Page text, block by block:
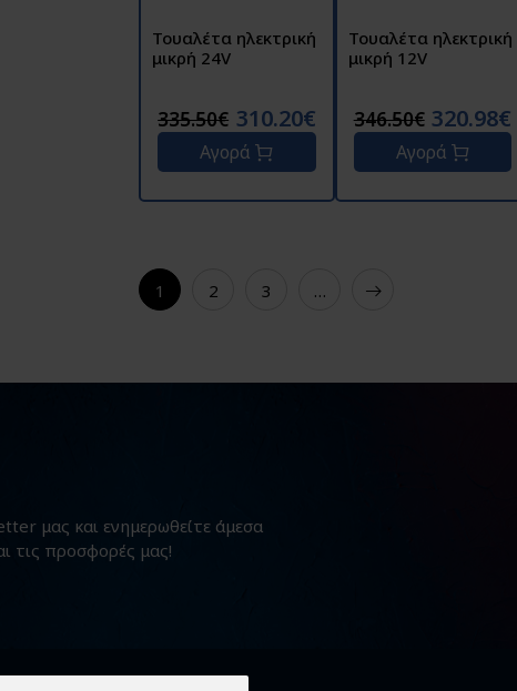
Τουαλέτα ηλεκτρική
μικρή 24V
335.50€ 310.20€
Αγορά
Τουαλέτα ηλεκτρική
μικρή 12V
346.50€ 320.98€
Αγορά
1 2 3 …
μας και ενημερωθείτε άμεσα
τις προσφορές μας!